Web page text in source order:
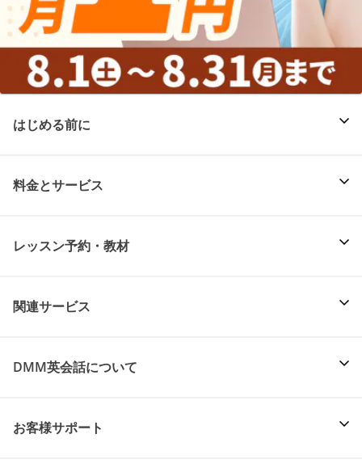
はじめる前に
料金とサービス
レッスン予約・教材
関連サービス
DMM英会話について
お客様サポート